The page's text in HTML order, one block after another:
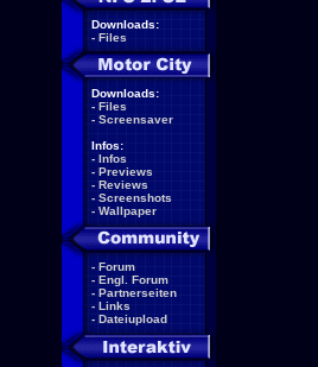
Downloads:
- Files
Downloads:
- Files
- Screensaver
Infos:
- Infos
- Previews
- Reviews
- Screenshots
- Wallpaper
- Forum
- Engl. Forum
- Partnerseiten
- Links
- Dateiupload